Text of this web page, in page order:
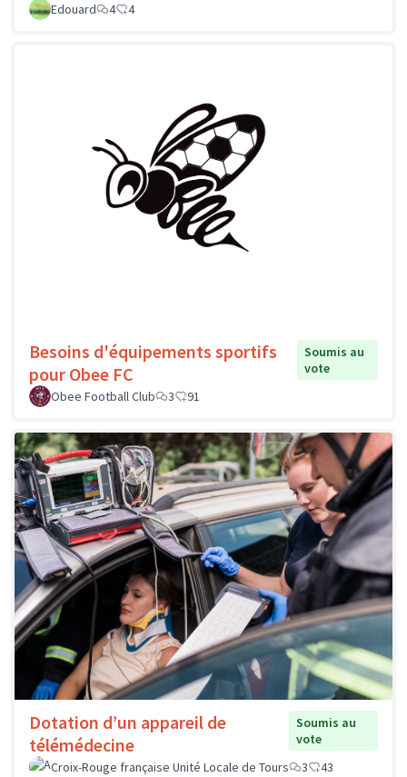
Edouard 4 4
Besoins d'équipements sportifs
pour Obee FC
Soumis au
vote
Obee Football Club
3 91
Dotation d’un appareil de
télémédecine
Soumis au
vote
Croix-Rouge française Unité Locale de Tours
3 43